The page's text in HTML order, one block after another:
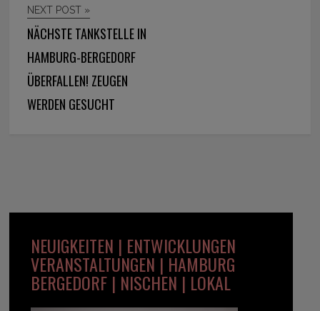
NEXT POST »
NÄCHSTE TANKSTELLE IN
HAMBURG-BERGEDORF
ÜBERFALLEN! ZEUGEN
WERDEN GESUCHT
NEUIGKEITEN | ENTWICKLUNGEN
VERANSTALTUNGEN | HAMBURG
BERGEDORF | NISCHEN | LOKAL